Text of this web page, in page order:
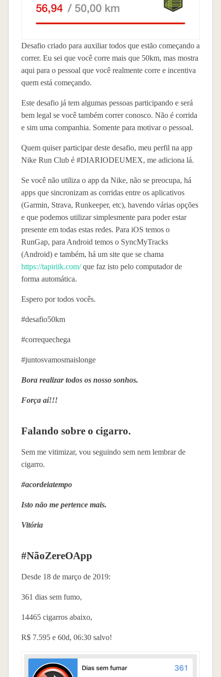
Desafio criado para auxiliar todos que estão começando a
correr. Eu sei que você corre mais que 50km, mas mostra
aqui para o pessoal que você realmente corre e incentiva
quem está começando.
Este desafio já tem algumas pessoas participando e será
bem legal se você também correr conosco. Não é corrida
e sim uma companhia. Somente para motivar o pessoal.
Quem quiser participar deste desafio, meu perfil na app
Nike Run Club é #DIARIODEUMEX, me adiciona lá.
Se você não utiliza o app da Nike, não se preocupa, há
apps que sincronizam as corridas entre os aplicativos
(Garmin, Strava, Runkeeper, etc), havendo várias opções
e que podemos utilizar simplesmente para poder estar
presente em todas estas redes. Para iOS temos o
RunGap, para Android temos o SyncMyTracks
(Android) e também, há um site que se chama
https://tapiriik.com/que faz isto pelo computador de
forma automática.
Espero por todos vocês.
#desafio50km
#correquechega
#juntosvamosmaislonge
Bora realizar todos os nosso sonhos.
Força aí!!!
Falando sobre o cigarro.
Sem me vitimizar, vou seguindo sem nem lembrar de
cigarro.
#acordeiatempo
Isto não me pertence mais.
Vitória
#NãoZereOApp
Desde 18 de março de 2019:
361 dias sem fumo,
14465 cigarros abaixo,
R$ 7.595 e 60d, 06:30 salvo!